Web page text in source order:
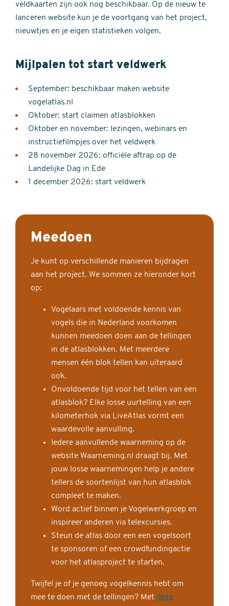
veldkaarten zijn ook nog beschikbaar. Op de nieuw te
lanceren website kun je de voortgang van het project,
nieuwtjes en je eigen statistieken volgen.
Mijlpalen tot start veldwerk
September: beschikbaar maken website
vogelatlas.nl
Oktober: start claimen atlasblokken
Oktober en november: lezingen, webinars en
instructiefilmpjes over het veldwerk
28 november 2026: officiële aftrap op de
Landelijke Dag in Ede
1 december 2026: start veldwerk
Meedoen
Je kunt op verschillende manieren bijdragen
aan het project. We sommen ze hieronder kort
op:
Vogelaars met voldoende kennis van
vogels die in Nederland voorkomen
kunnen meedoen doen aan de tellingen
in de atlasblokken. Met meerdere
mensen één blok tellen kan uiteraard
ook.
Onvoldoende tijd voor het tellen van een
atlasblok? Elke losse uurtelling van een
kilometerhok via LiveAtlas vormt een
waardevolle aanvulling.
Iedere aanvullende waarneming op de
website Waarneming.nl draagt bij. Met
jouw losse waarnemingen help je andere
tellers de soortenlijst van hun atlasblok
compleet te maken.
Word actief binnen je Vogelwerkgroep en
inspireer anderen via telexcursies.
Steun de atlas door een een vogelsoort
te sponsoren of een crowdfundingactie
voor het atlasproject te starten.
Twijfel je of je genoeg vogelkennis hebt om
mee te doen met de tellingen? Met deze